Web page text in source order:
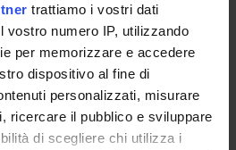
trattiamo i vostri dati
vostro numero IP, utilizzando
per memorizzare e accedere
dispositivo al fine di
personalizzati, misurare
ricercare il pubblico e sviluppare
di scegliere chi utilizza i